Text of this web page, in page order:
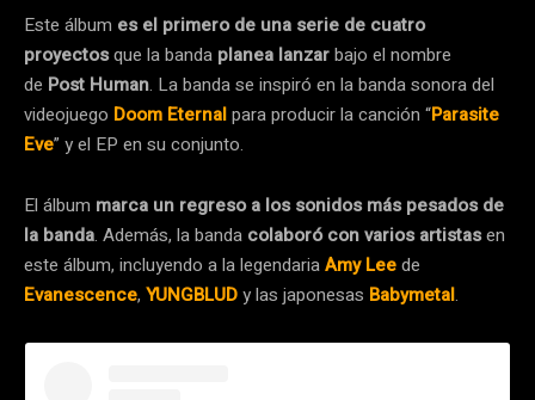
Este álbum es el primero de una serie de cuatro
proyectosque la banda planea lanzarbajo el nombre
de Post Human. La banda se inspiró en la banda sonora del
videojuego Doom Eternalpara producir la canción “Parasite
Eve” y el EP en su conjunto.
El álbum marca un regreso a los sonidos más pesados de
la banda. Además, la banda colaboró con varios artistasen
este álbum, incluyendo a la legendariaAmy Leede
Evanescence, YUNGBLUDy las japonesas Babymetal.